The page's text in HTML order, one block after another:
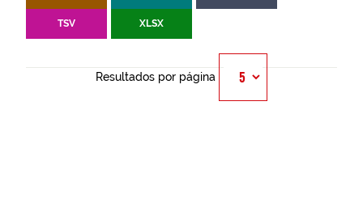
TSV XLSX
Resultados por página